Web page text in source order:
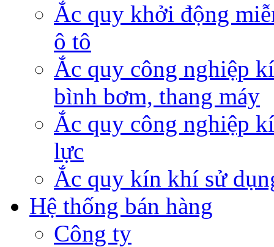
Ắc quy khởi động
ô tô
Ắc quy công nghiệp
bình bơm, thang máy
Ắc quy công nghiệp
lực
Ắc quy kín khí sử
Hệ thống bán hàng
Công ty